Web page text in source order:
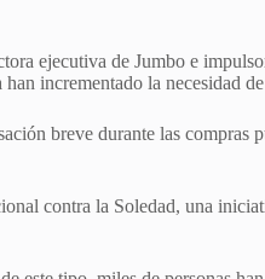
ejecutiva de Jumbo e
incrementado la necesidad
breve durante las compras
contra la Soledad, una